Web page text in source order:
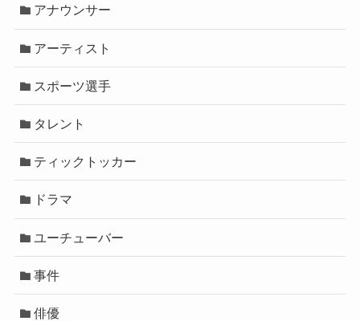
アナウンサー
アーティスト
スポーツ選手
タレント
ティックトッカー
ドラマ
ユーチューバー
事件
俳優